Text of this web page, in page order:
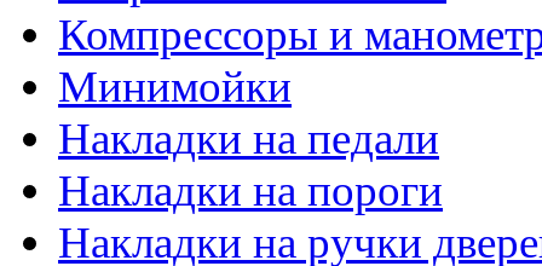
Компрессоры и
Минимойки
Накладки на педали
Накладки на пороги
Накладки на ручки